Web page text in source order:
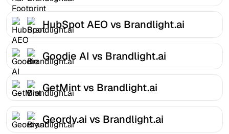
HubSpot AEO vs Brandlight.ai
Goodie AI vs Brandlight.ai
GetMint vs Brandlight.ai
Geordy.ai vs Brandlight.ai